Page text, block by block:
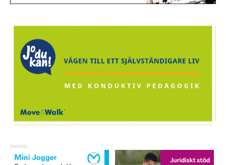
ANNONS